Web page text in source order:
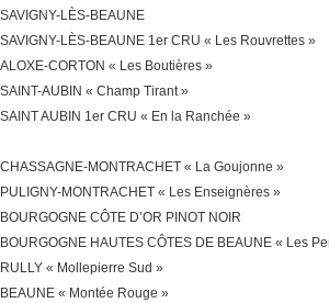
SAVIGNY-LÈS-BEAUNE
SAVIGNY-LÈS-BEAUNE 1er CRU « Les Rouvrettes »
ALOXE-CORTON « Les Boutières »
SAINT-AUBIN « Champ Tirant »
SAINT AUBIN 1er CRU « En la Ranchée »
CHASSAGNE-MONTRACHET « La Goujonne »
PULIGNY-MONTRACHET « Les Enseignères »
BOURGOGNE CÔTE D’OR PINOT NOIR
BOURGOGNE HAUTES CÔTES DE BEAUNE « Les
RULLY « Mollepierre Sud »
BEAUNE « Montée Rouge »